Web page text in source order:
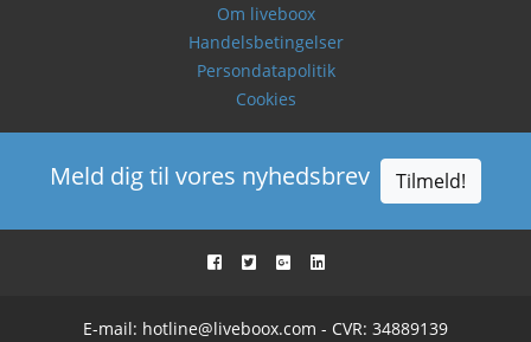
Om liveboox
Handelsbetingelser
Persondatapolitik
Cookies
Meld dig til vores nyhedsbrev Tilmeld!
E-mail: hotline@liveboox.com - CVR: 34889139